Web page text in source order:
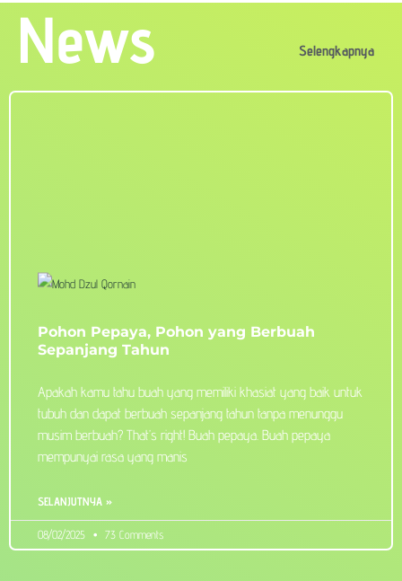
News Selengkapnya
Pohon Pepaya, Pohon yang Berbuah
Sepanjang Tahun
Apakah kamu tahu buah yang memiliki khasiat yang baik untuk
tubuh dan dapat berbuah sepanjang tahun tanpa menunggu
musim berbuah? That’s right! Buah pepaya. Buah pepaya
mempunyai rasa yang manis
SELANJUTNYA »
08/02/2025 73 Comments